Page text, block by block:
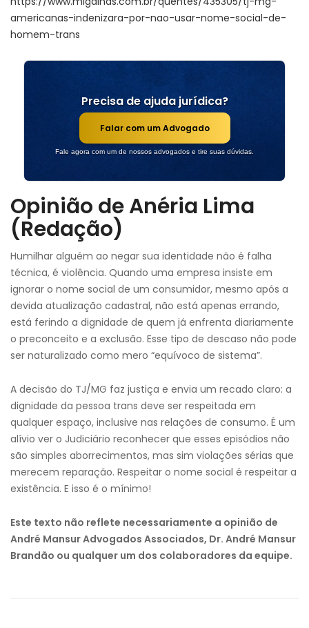
americanas-indenizara-por-nao-usar-nome-social-de-
homem-trans
Precisa de ajuda jurídica?
Falar com um Advogado
Fale agora com um de nossos advogados e tire suas dúvidas.
Opinião de Anéria Lima
(Redação)
Humilhar alguém ao negar sua identidade não é falha
técnica, é violência. Quando uma empresa insiste em
ignorar o nome social de um consumidor, mesmo após a
devida atualização cadastral, não está apenas errando,
está ferindo a dignidade de quem já enfrenta diariamente
o preconceito e a exclusão. Esse tipo de descaso não pode
ser naturalizado como mero “equívoco de sistema”.
A decisão do TJ/MG faz justiça e envia um recado claro: a
dignidade da pessoa trans deve ser respeitada em
qualquer espaço, inclusive nas relações de consumo. É um
alívio ver o Judiciário reconhecer que esses episódios não
são simples aborrecimentos, mas sim violações sérias que
merecem reparação. Respeitar o nome social é respeitar a
existência. E isso é o mínimo!
Este texto não reflete necessariamente a opinião de
André Mansur Advogados Associados, Dr. André Mansur
Brandão ou qualquer um dos colaboradores da equipe.